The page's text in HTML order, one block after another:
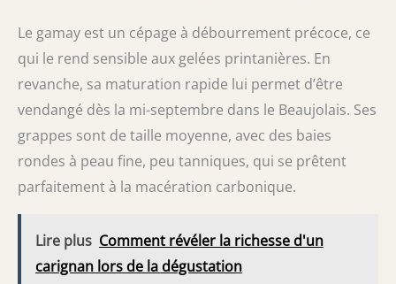
Le gamay est un cépage à débourrement précoce, ce
qui le rend sensible aux gelées printanières. En
revanche, sa maturation rapide lui permet d’être
vendangé dès la mi-septembre dans le Beaujolais. Ses
grappes sont de taille moyenne, avec des baies
rondes à peau fine, peu tanniques, qui se prêtent
parfaitement à la macération carbonique.
Lire plus Comment révéler la richesse d'un
carignan lors de la dégustation